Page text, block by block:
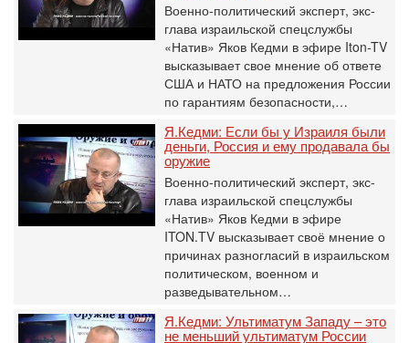
Военно-политический эксперт, экс-
глава израильской спецслужбы
«Натив» Яков Кедми в эфире Iton-TV
высказывает свое мнение об ответе
США и НАТО на предложения России
по гарантиям безопасности,…
Я.Кедми: Если бы у Израиля были
деньги, Россия и ему продавала бы
оружие
Военно-политический эксперт, экс-
глава израильской спецслужбы
«Натив» Яков Кедми в эфире
ITON.TV высказывает своё мнение о
причинах разногласий в израильском
политическом, военном и
разведывательном…
Я.Кедми: Ультиматум Западу – это
не меньший ультиматум России